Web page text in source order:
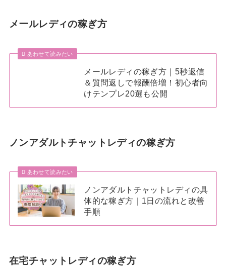
メールレディの稼ぎ方
あわせて読みたい
メールレディの稼ぎ方｜5秒返信
＆質問返しで報酬倍増！初心者向
けテンプレ20選も公開
ノンアダルトチャットレディの稼ぎ方
あわせて読みたい
ノンアダルトチャットレディの具
体的な稼ぎ方｜1日の流れと改善
手順
在宅チャットレディの稼ぎ方